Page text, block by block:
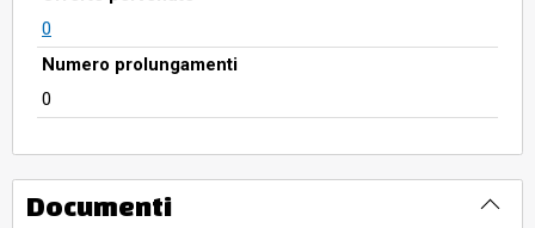
0
Numero prolungamenti
0
Documenti